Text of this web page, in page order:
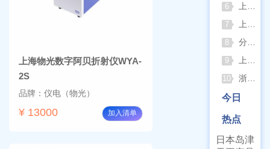
上海物光数字阿贝折射仪WYA-
2S
品牌：仪电（物光）
¥ 13000 加入清单
6 上海仪电吸光光度法和荧光分析法的异同
7 上海佑科GC-7860系列网络化气相色谱仪
8 分清生物安全柜与洁净工作台 苏州安泰科普两类设备差异
9 上海申安灭菌器外排、内排与干燥功能全解析
10 浙江孚夏：打造合规可靠的实验室洁净装备
今日
热点
日本岛津